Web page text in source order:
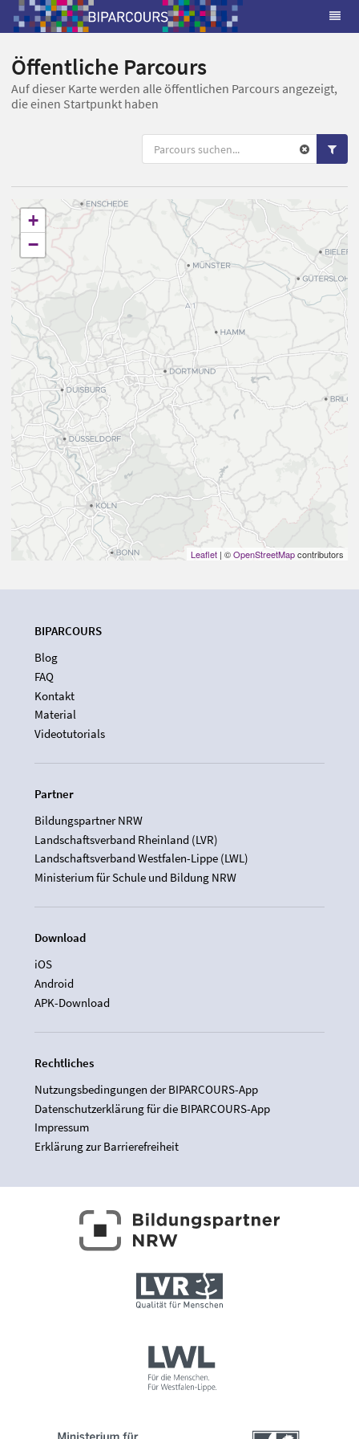
Öffentliche Parcours
Auf dieser Karte werden alle öffentlichen Parcours angezeigt,
die einen Startpunkt haben
+
−
Leaflet | ©OpenStreetMapcontributors
BIPARCOURS
Blog
FAQ
Kontakt
Material
Videotutorials
Partner
Bildungspartner NRW
Landschaftsverband Rheinland (LVR)
Landschaftsverband Westfalen-Lippe (LWL)
Ministerium für Schule und Bildung NRW
Download
iOS
Android
APK-Download
Rechtliches
Nutzungsbedingungen der BIPARCOURS-App
Datenschutzerklärung für die BIPARCOURS-App
Impressum
Erklärung zur Barrierefreiheit